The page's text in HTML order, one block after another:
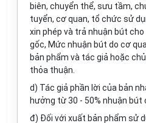
biên, chuyển thể, sưu tầm,
tuyển, cơ quan, tổ chức sử
xin phép và trả nhuận bút
gốc, Mức nhuận bút do cơ
bản phẩm và tác giả hoặc
thỏa thuận.
d) Tác giả phần lời của bản
hưởng từ 30 - 50% nhuận bút
đ) Đối với xuất bản phẩm sử